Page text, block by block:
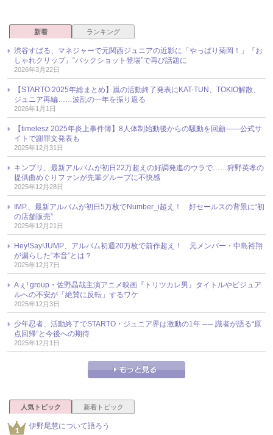
新着 ランキング
渋谷すばる、マネジャーで元関西ジュニアの近影に「やっぱり菊岡！」『お
しゃれクリップ』“バックショット登場”で再び話題に
2026年3月22日
【STARTO 2025年総まとめ】嵐の活動終了発表にKAT-TUN、TOKIO解散、
ジュニア再編……波乱の一年を振り返る
2026年1月1日
【timelesz 2025年炎上事件簿】8人体制始動後からの騒動を回顧――公式サ
イトで謝罪文発表も
2025年12月31日
キンプリ、最新アルバムが初日22万超えの好調発進のウラで……狩野英孝の
提供曲めぐりファンが先輩グループに不快感
2025年12月28日
IMP.、最新アルバムが初日5万枚でNumber_i超え！ 好セールスの背景に“初
の店舗販売”
2025年12月21日
Hey!Say!JUMP、アルバム初週20万枚で前作超え！ 元メンバー・中島裕翔
が漏らした“本音”とは？
2025年12月7日
Aぇ! group・佐野晶哉主演アニメ映画『トリツカレ男』タイトルやビジュア
ルへの不安が「絶賛に反転」するワケ
2025年12月3日
少年忍者、活動終了でSTARTO・ジュニア界は激動の1年 ── 識者が語る“原
点回帰”と今後への期待
2025年12月1日
人気トピック 新着トピック
伊野尾慧について語ろう